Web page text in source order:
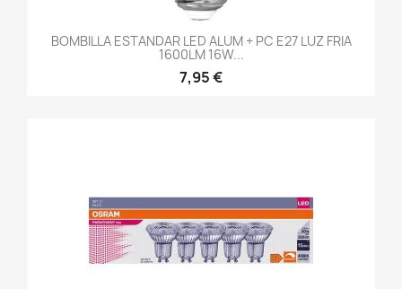
BOMBILLA ESTANDAR LED ALUM + PC E27 LUZ FRIA
1600LM 16W...
7,95 €